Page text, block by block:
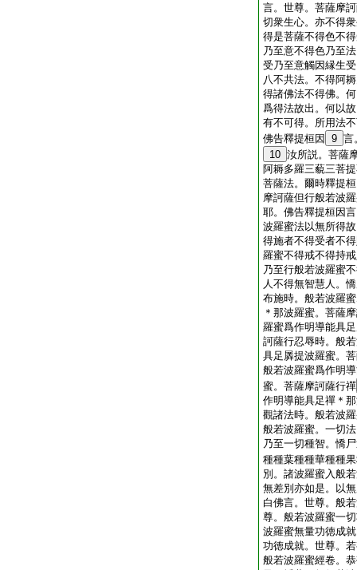
言。世尊。菩薩摩
切衆生心。亦不得
得是菩薩不得色不
乃至意不得色乃至
受乃至意觸因縁生
八不共法。不得阿
得諸佛法不得佛。
爲得法故出。何以
有不可得。所用法
佛告釋提桓因
9 言
10 汝所説。菩薩
阿耨多羅三藐三菩
菩薩法。爾時釋提
摩訶薩但行般若波
耶。佛告釋提桓因
波羅蜜法以無所得
得施者不得受者不
羅蜜不得戒不得持
乃至行般若波羅蜜
人不得無智慧人。
布施時。般若波羅
＊那波羅蜜。菩薩
羅蜜爲作明導能具
訶薩行忍辱時。般
具足羼提波羅蜜。
般若波羅蜜爲作明
蜜。菩薩摩訶薩行禪
作明導能具足禪＊
觀諸法時。般若波
般若波羅蜜。一切
乃至一切種智。憍
種種葉種種華種種
別。諸波羅蜜入般
無差別亦如是。以
白佛言。世尊。般
尊。般若波羅蜜一
波羅蜜無量功徳成
功徳成就。世尊。
般若波羅蜜經卷。